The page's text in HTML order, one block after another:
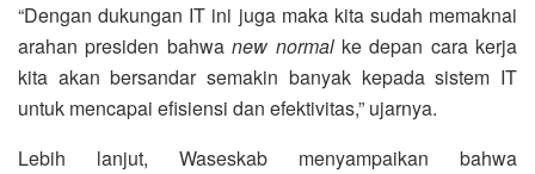
“Dengan dukungan IT ini juga maka kita sudah memaknai
arahan presiden bahwanew normalke depan cara kerja
kita akan bersandar semakin banyak kepada sistem IT
untuk mencapai efisiensi dan efektivitas,” ujarnya.
Lebih lanjut, Waseskab menyampaikan bahwa